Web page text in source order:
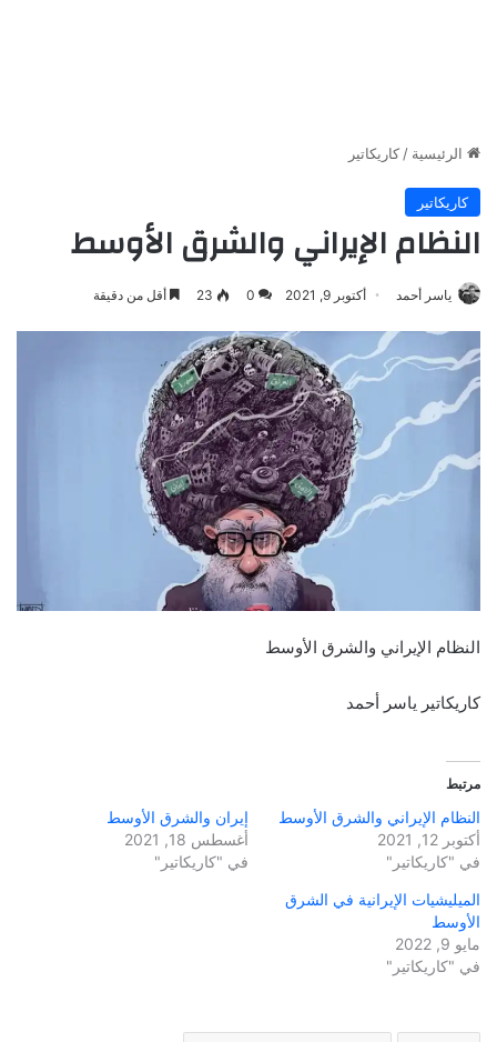
الرئيسية / كاريكاتير
كاريكاتير
النظام الإيراني والشرق الأوسط
ياسر أحمد أكتوبر 9, 2021 0
23 أقل من دقيقة
النظام الإيراني والشرق الأوسط
كاريكاتير ياسر أحمد
مرتبط
النظام الإيراني والشرق الأوسط
أكتوبر 12, 2021
في "كاريكاتير"
إيران والشرق الأوسط
أغسطس 18, 2021
في "كاريكاتير"
الميليشيات الإيرانية في الشرق
الأوسط
مايو 9, 2022
في "كاريكاتير"